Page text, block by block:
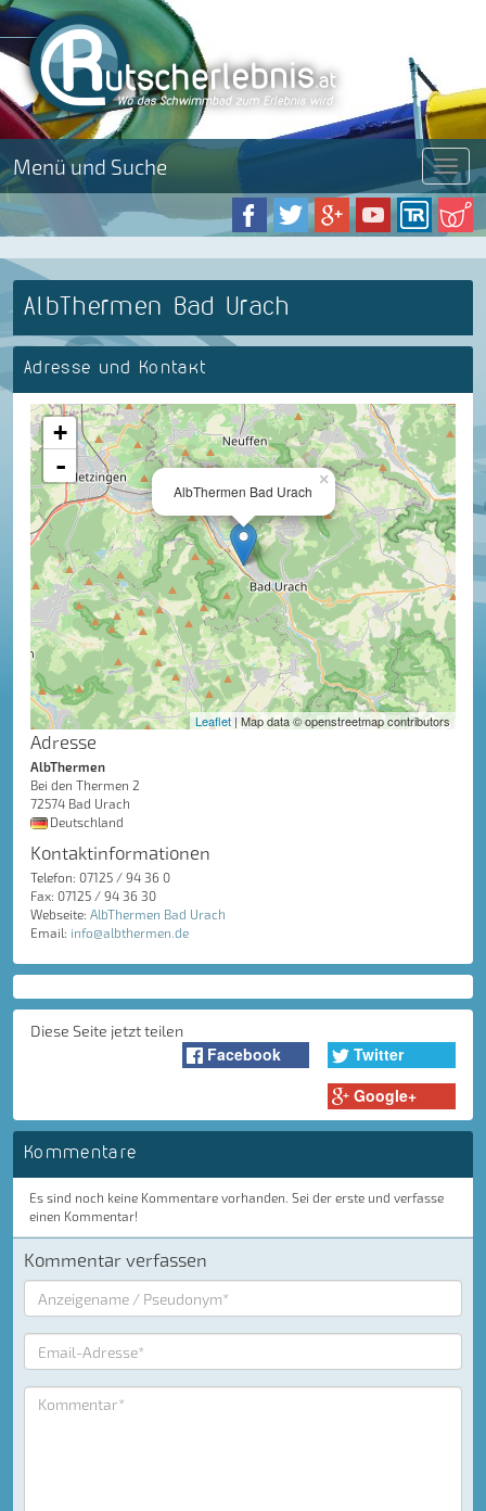
Menü und Suche Menü
AlbThermen Bad Urach
Adresse und Kontakt
×
AlbThermen Bad Urach
+
-
Leaflet | Map data © openstreetmap contributors
Adresse
AlbThermen
Bei den Thermen 2
72574 Bad Urach
Deutschland
Kontaktinformationen
Telefon: 07125 / 94 36 0
Fax: 07125 / 94 36 30
Webseite: AlbThermen Bad Urach
Email: info@albthermen.de
Diese Seite jetzt teilen
Facebook
Twitter
Google+
Kommentare
Es sind noch keine Kommentare vorhanden. Sei der erste und verfasse
einen Kommentar!
Kommentar verfassen